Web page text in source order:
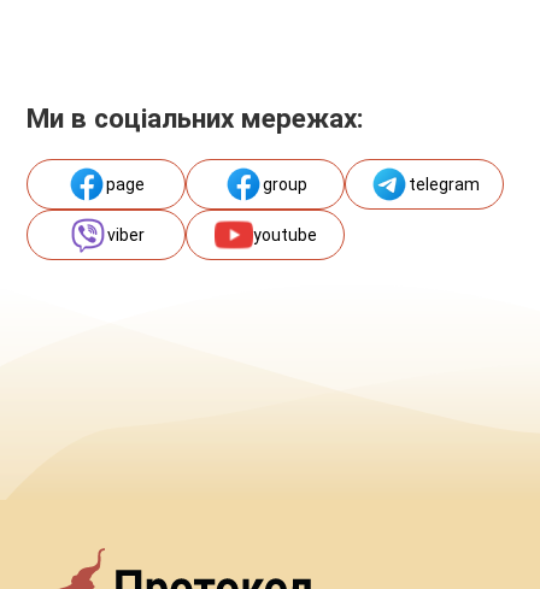
Ми в соціальних мережах:
page group telegram
viber youtube